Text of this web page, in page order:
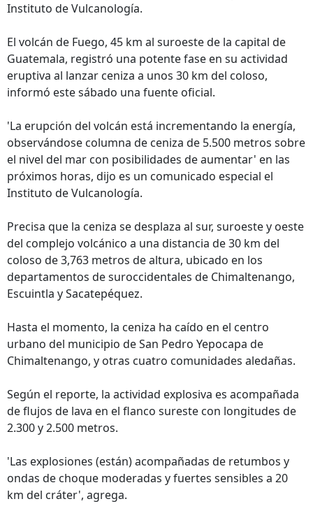
Instituto de Vulcanología.
El volcán de Fuego, 45 km al suroeste de la capital de
Guatemala, registró una potente fase en su actividad
eruptiva al lanzar ceniza a unos 30 km del coloso,
informó este sábado una fuente oficial.
'La erupción del volcán está incrementando la energía,
observándose columna de ceniza de 5.500 metros sobre
el nivel del mar con posibilidades de aumentar' en las
próximos horas, dijo es un comunicado especial el
Instituto de Vulcanología.
Precisa que la ceniza se desplaza al sur, suroeste y oeste
del complejo volcánico a una distancia de 30 km del
coloso de 3,763 metros de altura, ubicado en los
departamentos de suroccidentales de Chimaltenango,
Escuintla y Sacatepéquez.
Hasta el momento, la ceniza ha caído en el centro
urbano del municipio de San Pedro Yepocapa de
Chimaltenango, y otras cuatro comunidades aledañas.
Según el reporte, la actividad explosiva es acompañada
de flujos de lava en el flanco sureste con longitudes de
2.300 y 2.500 metros.
'Las explosiones (están) acompañadas de retumbos y
ondas de choque moderadas y fuertes sensibles a 20
km del cráter', agrega.